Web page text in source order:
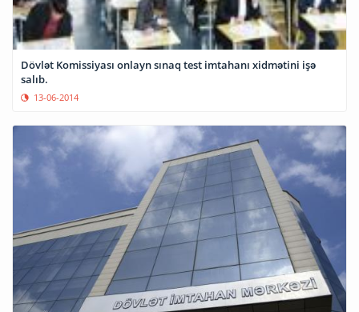
Dövlət Komissiyası onlayn sınaq test imtahanı xidmətini işə
salıb.
13-06-2014